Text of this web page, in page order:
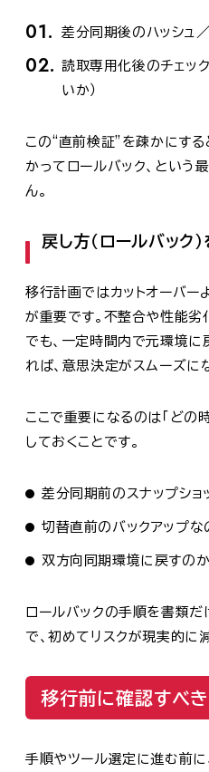
差分同期後のハッシュ
読取専用化後のチェッ
いか）
この“直前検証”を疎かにす
かってロールバック、という
ん。
戻し方（ロールバック
移行計画ではカットオーバー
が重要です。不整合や性能
でも、一定時間内で元環境
れば、意思決定がスムーズに
ここで重要になるのは「どの
しておくことです。
差分同期前のスナップショ
切替直前のバックアップな
双方向同期環境に戻すのか
ロールバックの手順を書類だ
で、初めてリスクが現実的に
移行前に確認すべ
手順やツール選定に進む前